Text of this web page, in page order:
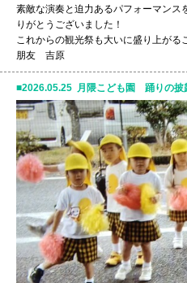
素敵な演奏と迫力あるパフォーマンス
りがとうございました！
これからの観光祭も大いに盛り上がる
朋友 吉原
2026.05.25 月隈こども園 踊りの披